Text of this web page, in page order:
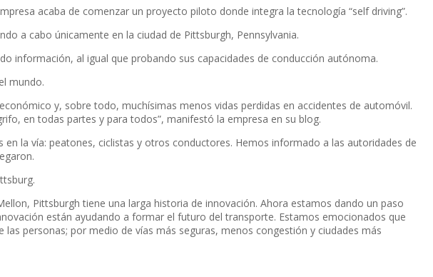
acaba de comenzar un proyecto piloto donde integra la tecnologí­a “self driving”.
a cabo únicamente en la ciudad de Pittsburgh, Pennsylvania.
información, al igual que probando sus capacidades de conducción autónoma.
mundo.
y, sobre todo, muchí­simas menos vidas perdidas en accidentes de automóvil.
en todas partes y para todos”, manifestó la empresa en su blog.
la ví­a: peatones, ciclistas y otros conductores. Hemos informado a las autoridades de
Pittsburgh tiene una larga historia de innovación. Ahora estamos dando un paso
están ayudando a formar el futuro del transporte. Estamos emocionados que
personas; por medio de ví­as más seguras, menos congestión y ciudades más